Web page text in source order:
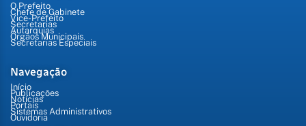
O Prefeito
Chefe de Gabinete
Vice-Prefeito
Secretarias
Autarquias
Órgãos Municipais
Secretarias Especiais
Navegação
Início
Publicações
Notícias
Portais
Sistemas Administrativos
Ouvidoria